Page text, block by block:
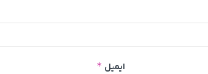
ایمیل *